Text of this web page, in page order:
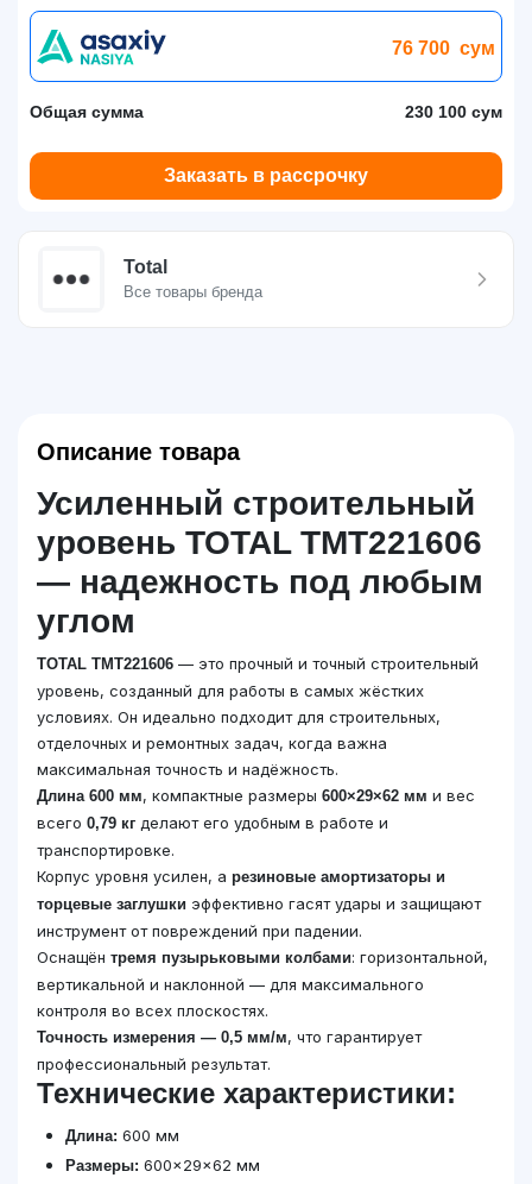
76 700 сум
Общая сумма 230 100 сум
Заказать в рассрочку
Total
Все товары бренда
Описание товара
Усиленный строительный
уровень TOTAL TMT221606
— надежность под любым
углом
TOTAL TMT221606 — это прочный и точный строительный
уровень, созданный для работы в самых жёстких
условиях. Он идеально подходит для строительных,
отделочных и ремонтных задач, когда важна
максимальная точность и надёжность.
Длина 600 мм, компактные размеры 600×29×62 мм и вес
всего 0,79 кг делают его удобным в работе и
транспортировке.
Корпус уровня усилен, а резиновые амортизаторы и
торцевые заглушки эффективно гасят удары и защищают
инструмент от повреждений при падении.
Оснащён тремя пузырьковыми колбами: горизонтальной,
вертикальной и наклонной — для максимального
контроля во всех плоскостях.
Точность измерения — 0,5 мм/м, что гарантирует
профессиональный результат.
Технические характеристики:
Длина: 600 мм
Размеры: 600×29×62 мм